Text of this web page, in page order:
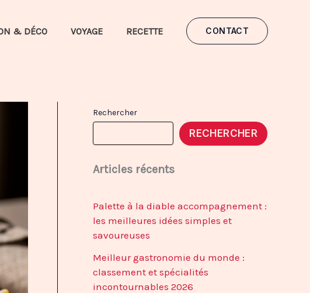
& DÉCO VOYAGE RECETTE CONTACT
Rechercher
RECHERCHER
Articles récents
Palette à la diable accompagnement :
les meilleures idées simples et
savoureuses
Meilleur gastronomie du monde :
classement et spécialités
incontournables 2026